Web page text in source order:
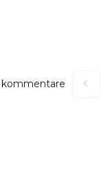
kommentare